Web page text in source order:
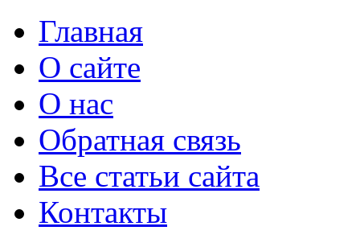
Главная
О сайте
О нас
Обратная связь
Все статьи сайта
Контакты